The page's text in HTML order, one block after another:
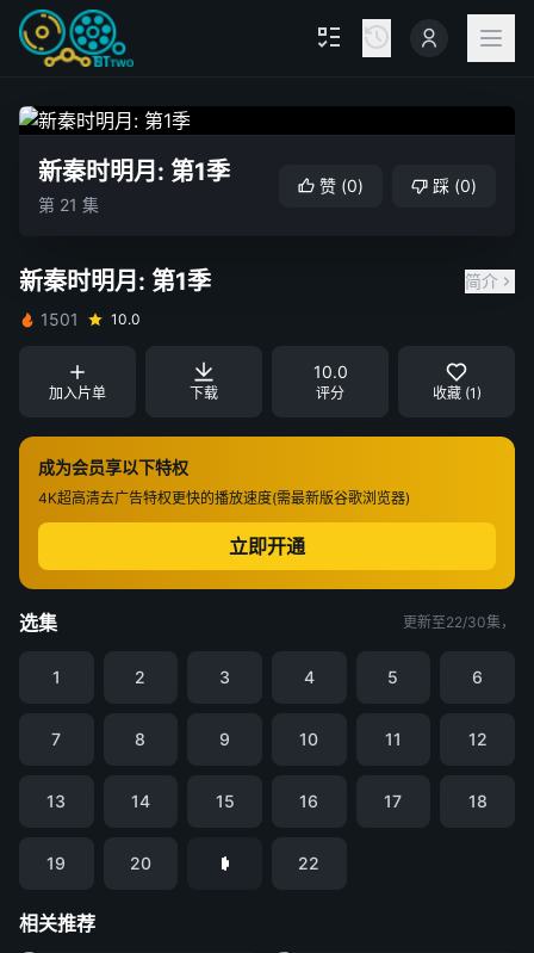
新秦时明月: 第1季
第 21 集
赞 (0) 踩 (0)
新秦时明月: 第1季
简介
1501
10.0
加入片单 下载
10.0
评分 收藏 (1)
成为会员享以下特权
4K超高清去广告特权更快的播放速度(需最新版谷歌浏览器)
立即开通
选集 更新至22/30集，
1 2 3 4 5 6
7 8 9 10 11 12
13 14 15 16 17 18
19 20 22
相关推荐
凡人修仙传